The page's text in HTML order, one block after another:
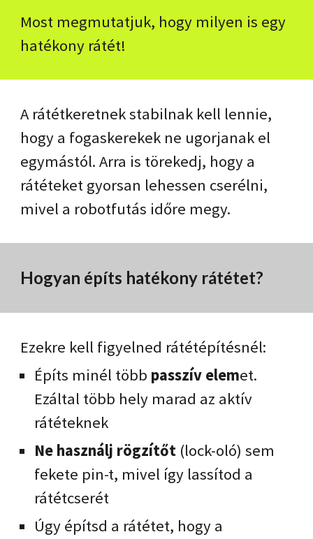
Most megmutatjuk, hogy milyen is egy
hatékony rátét!
A rátétkeretnek stabilnak kell lennie,
hogy a fogaskerekek ne ugorjanak el
egymástól. Arra is törekedj, hogy a
rátéteket gyorsan lehessen cserélni,
mivel a robotfutás időre megy.
Hogyan építs hatékony rátétet?
Ezekre kell figyelned rátétépítésnél:
Építs minél több passzív elemet.
Ezáltal több hely marad az aktív
rátéteknek
Ne használj rögzítőt (lock-oló) sem
fekete pin-t, mivel így lassítod a
rátétcserét
Úgy építsd a rátétet, hogy a